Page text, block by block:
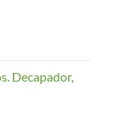
Decapador,